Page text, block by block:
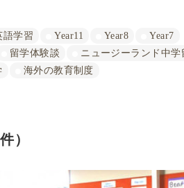
語学習 Year11 Year8
Year7
留学体験談
ニュージーランド中学
海外の教育制度
）